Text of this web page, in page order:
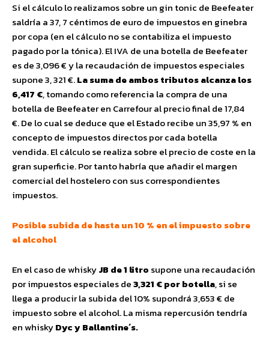
Si el cálculo lo realizamos sobre un gin tonic de Beefeater
saldría a 37, 7 céntimos de euro de impuestos en ginebra
por copa (en el cálculo no se contabiliza el impuesto
pagado por la tónica). El IVA de una botella de Beefeater
es de 3,096 € y la recaudación de impuestos especiales
supone 3, 321 €.La suma de ambos tributos alcanza los
6,417 €, tomando como referencia la compra de una
botella de Beefeater en Carrefour al precio final de 17,84
€. De lo cual se deduce que el Estado recibe un 35,97 % en
concepto de impuestos directos por cada botella
vendida. El cálculo se realiza sobre el precio de coste en la
gran superficie. Por tanto habría que añadir el margen
comercial del hostelero con sus correspondientes
impuestos.
Posible subida de hasta un 10 % en el impuesto sobre
el alcohol
En el caso de whiskyJB de 1 litro supone una recaudación
por impuestos especiales de3,321 €por botella, si se
llega a producir la subida del 10% supondrá 3,653 € de
impuesto sobre el alcohol. La misma repercusión tendría
en whiskyDyc y Ballantine´s.